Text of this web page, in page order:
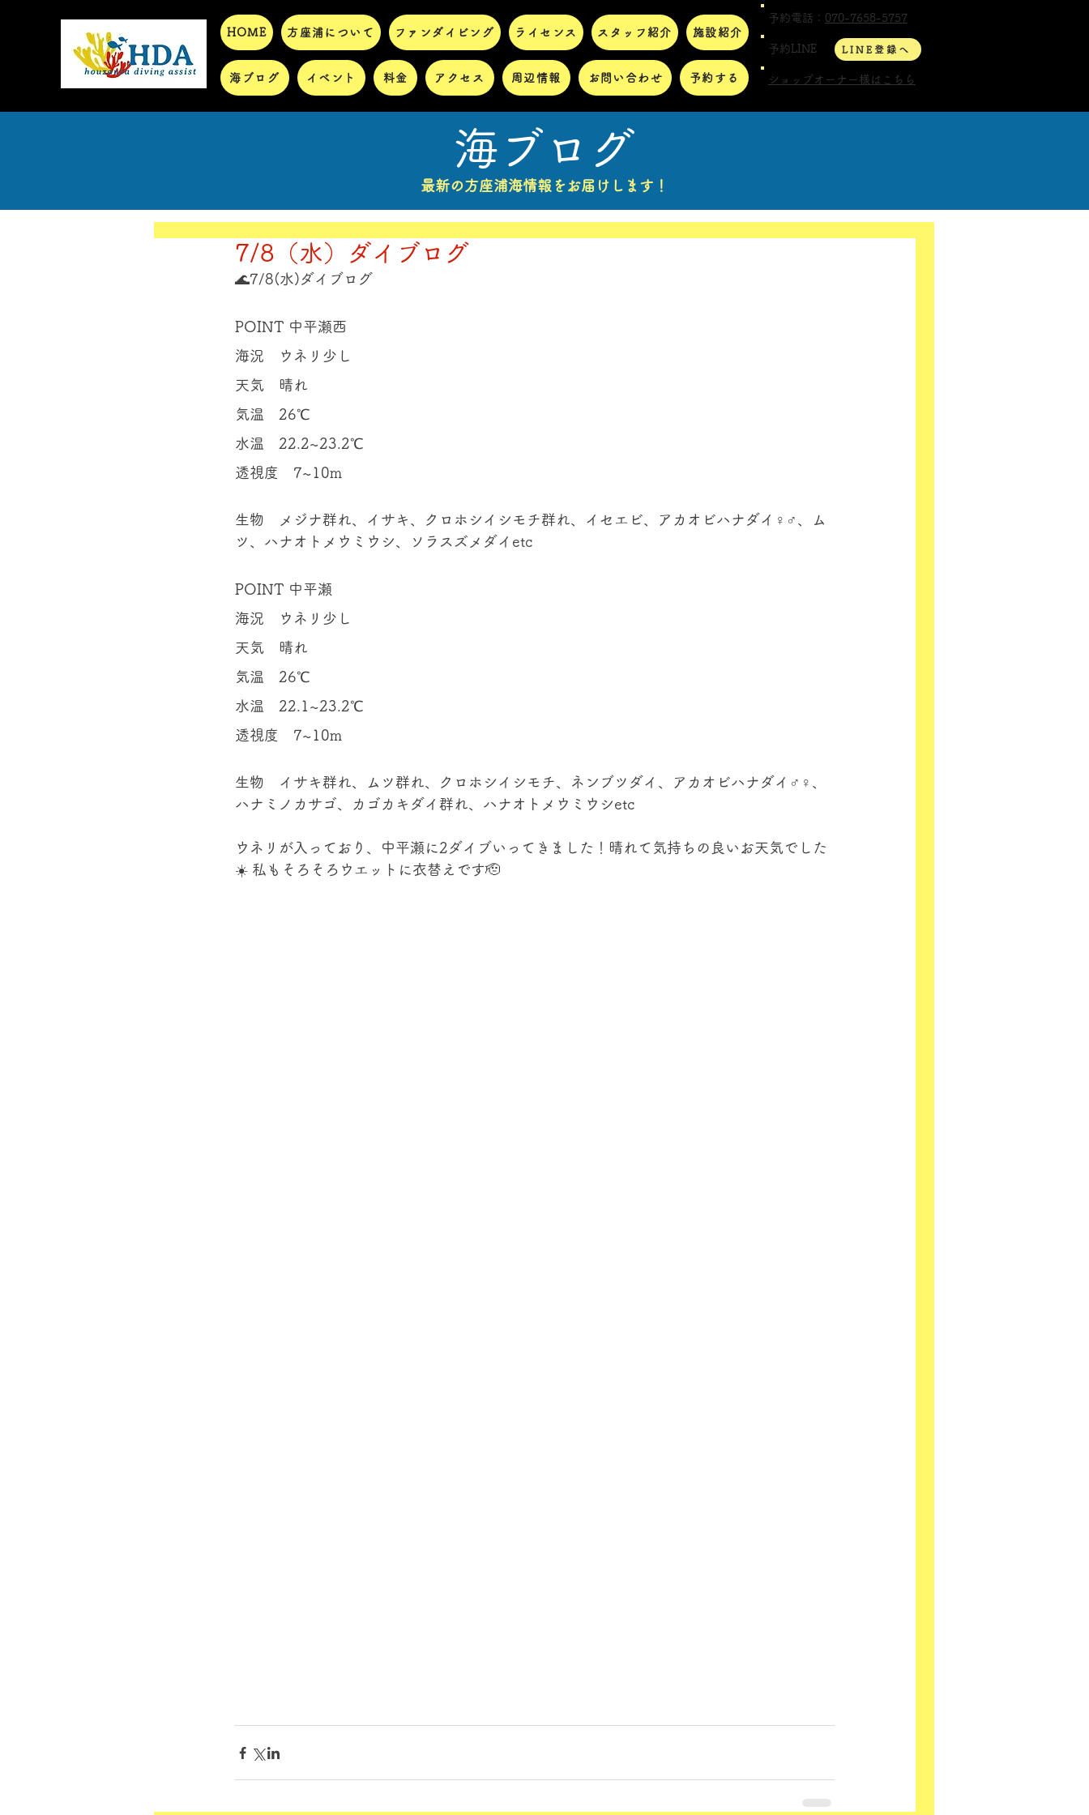
HOME 方座浦について ファンダイビング ライセンス スタッフ紹介 施設紹介
海ブログ イベント 料金 アクセス 周辺情報 お問い合わせ 予約する
予約電話： 070-7658-5757
予約LINE LINE登録へ
ショップオーナー様はこちら
海ブログ
最新の方座浦海情報をお届けします！
7/8（水）ダイブログ
🌊7/8(水)ダイブログ
POINT 中平瀬西
海況　ウネリ少し
天気　晴れ
気温　26℃
水温　22.2~23.2℃
透視度　7~10m
生物　メジナ群れ、イサキ、クロホシイシモチ群れ、イセエビ、アカオビハナダイ♀♂、ム
ツ、ハナオトメウミウシ、ソラスズメダイetc
POINT 中平瀬
海況　ウネリ少し
天気　晴れ
気温　26℃
水温　22.1~23.2℃
透視度　7~10m
生物　イサキ群れ、ムツ群れ、クロホシイシモチ、ネンブツダイ、アカオビハナダイ♂♀、
ハナミノカサゴ、カゴカキダイ群れ、ハナオトメウミウシetc
ウネリが入っており、中平瀬に2ダイブいってきました！晴れて気持ちの良いお天気でした
☀️ 私もそろそろウエットに衣替えです🫡